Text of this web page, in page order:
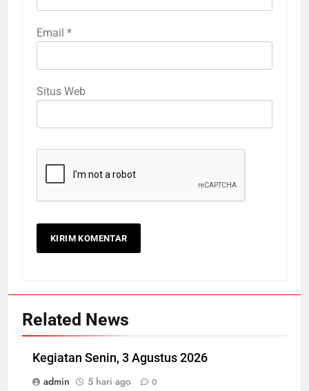
Email *
Situs Web
Related News
Kegiatan Senin, 3 Agustus 2026
admin
5 hari ago 0